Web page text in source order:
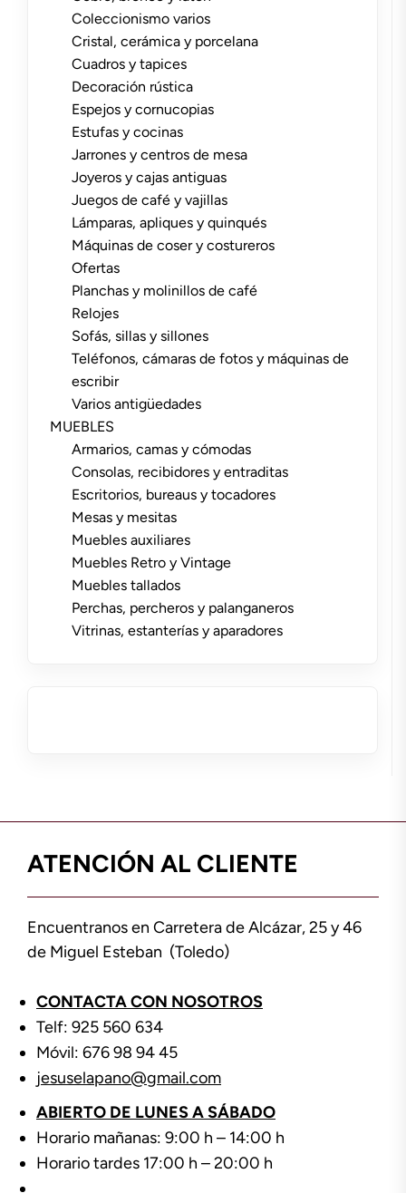
Coleccionismo varios
Cristal, cerámica y porcelana
Cuadros y tapices
Decoración rústica
Espejos y cornucopias
Estufas y cocinas
Jarrones y centros de mesa
Joyeros y cajas antiguas
Juegos de café y vajillas
Lámparas, apliques y quinqués
Máquinas de coser y costureros
Ofertas
Planchas y molinillos de café
Relojes
Sofás, sillas y sillones
Teléfonos, cámaras de fotos y máquinas de
escribir
Varios antigüedades
MUEBLES
Armarios, camas y cómodas
Consolas, recibidores y entraditas
Escritorios, bureaus y tocadores
Mesas y mesitas
Muebles auxiliares
Muebles Retro y Vintage
Muebles tallados
Perchas, percheros y palanganeros
Vitrinas, estanterías y aparadores
ATENCIÓN AL CLIENTE
Encuentranos en Carretera de Alcázar, 25 y 46
de Miguel Esteban (Toledo)
CONTACTA CON NOSOTROS
Telf: 925 560 634
Móvil: 676 98 94 45
jesuselapano@gmail.com
ABIERTO DE LUNES A SÁBADO
Horario mañanas: 9:00 h – 14:00 h
Horario tardes 17:00 h – 20:00 h